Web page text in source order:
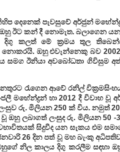
දෙනෙක් පැවසුවේ අර්ජුන්
ඊට කන් දී නොමැත. බලාගෙන
කලත් මේ ක්‍රමය තුල
ඔහු එවැන්නෙකු බව
සමග ඊනියා අවබෝධතා ගිවිසුම
රැගෙන ආවේ රනිල්
මහේන්ද්‍රන් හා 2012 දී විවාහ වූ
රු. මිලියන 250 ක් විය. නමුත්
ඔහු ලබාගත් ලංසුද රු. මිලියන 50 -
සිදුවීද යන සැකය එම
26 දින පත් වූ මහ බැංකු
නිල කාලය දිගු කරලීම සඳහා